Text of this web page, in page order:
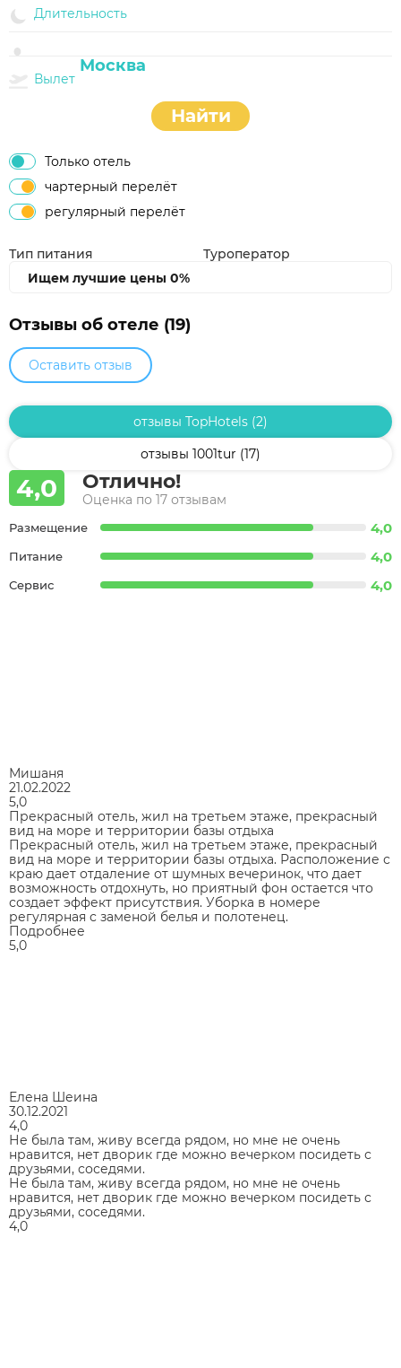
Длительность
Вылет
Найти
Только отель
чартерный перелёт
регулярный перелёт
Тип питания
Туроператор
Ищем лучшие цены 0%
Отзывы об отеле (19)
Оставить отзыв
отзывы TopHotels (2)
отзывы 1001tur (17)
4,0 Отлично!
Оценка по 17 отзывам
Размещение 4,0
Питание 4,0
Сервис 4,0
Мишаня
21.02.2022
5,0
Прекрасный отель, жил на третьем этаже, прекрасный
вид на море и территории базы отдыха
Прекрасный отель, жил на третьем этаже, прекрасный
вид на море и территории базы отдыха. Расположение с
краю дает отдаление от шумных вечеринок, что дает
возможность отдохнуть, но приятный фон остается что
создает эффект присутствия. Уборка в номере
регулярная с заменой белья и полотенец.
Подробнее
5,0
Елена Шеина
30.12.2021
4,0
Не была там, живу всегда рядом, но мне не очень
нравится, нет дворик где можно вечерком посидеть с
друзьями, соседями.
Не была там, живу всегда рядом, но мне не очень
нравится, нет дворик где можно вечерком посидеть с
друзьями, соседями.
4,0